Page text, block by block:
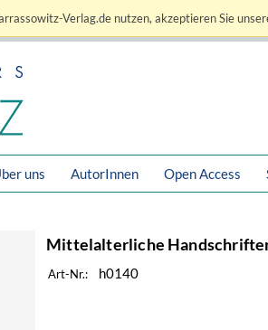
Verlag.de nutzen, akzeptieren Sie
uns AutorInnen Open Access
Mittelalterliche
Art-Nr.: h0140